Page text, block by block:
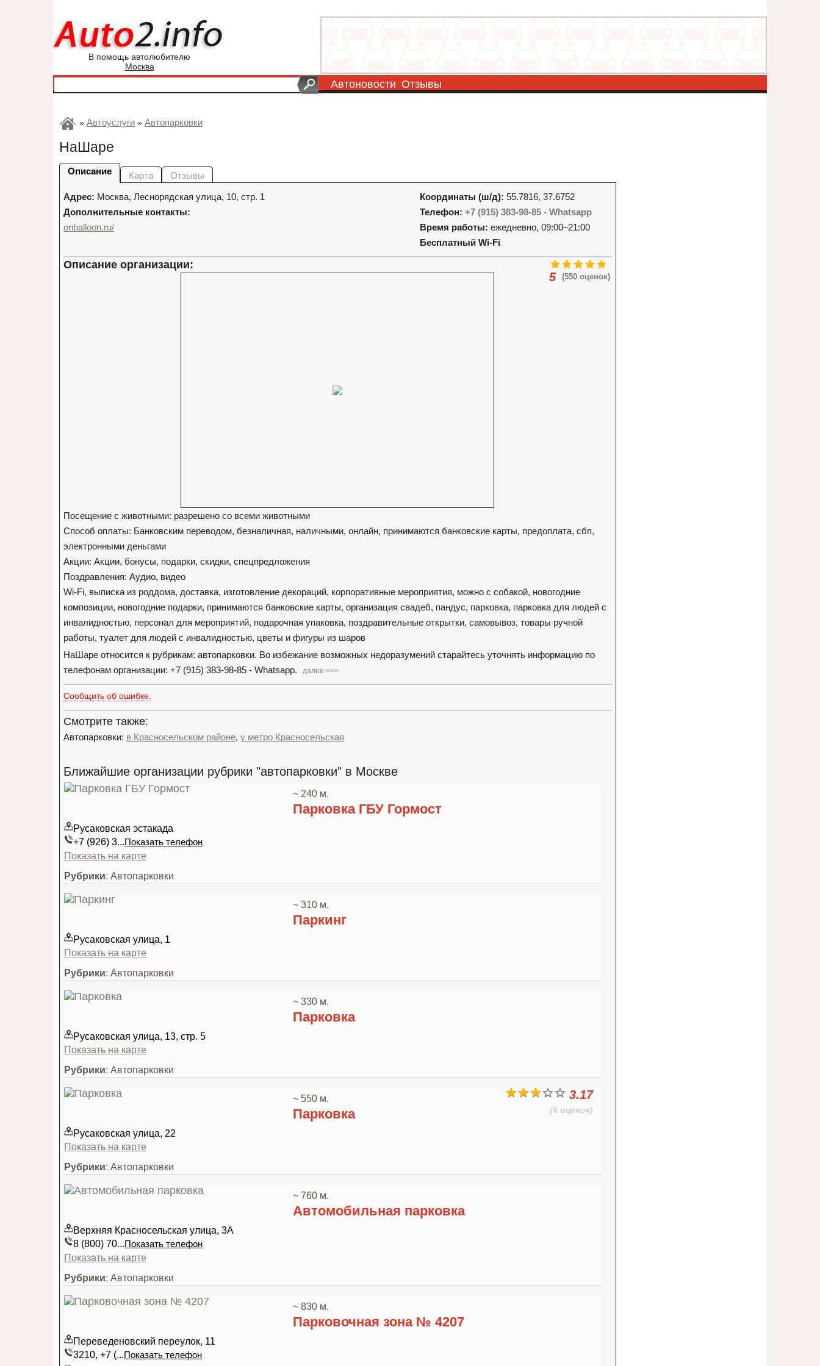
В помощь автолюбителю
Москва
Автоновости Отзывы
» Автоуслуги » Автопарковки
НаШаре
Описание Карта Отзывы
Адрес: Москва, Леснорядская улица, 10, стр. 1
Дополнительные контакты:
onballoon.ru/
Координаты (ш/д): 55.7816, 37.6752
Телефон: +7 (915) 383-98-85 - Whatsapp
Время работы: ежедневно, 09:00–21:00
Бесплатный Wi-Fi
(550 оценок)
5
Описание организации:
Посещение с животными: разрешено со всеми животными
Способ оплаты: Банковским переводом, безналичная, наличными, онлайн, принимаются банковские карты, предоплата, сбп,
электронными деньгами
Акции: Акции, бонусы, подарки, скидки, спецпредложения
Поздравления: Аудио, видео
Wi-Fi, выписка из роддома, доставка, изготовление декораций, корпоративные мероприятия, можно с собакой, новогодние
композиции, новогодние подарки, принимаются банковские карты, организация свадеб, пандус, парковка, парковка для людей с
инвалидностью, персонал для мероприятий, подарочная упаковка, поздравительные открытки, самовывоз, товары ручной
работы, туалет для людей с инвалидностью, цветы и фигуры из шаров
НаШаре относится к рубрикам: автопарковки. Во избежание возможных недоразумений старайтесь уточнять информацию по
телефонам организации: +7 (915) 383-98-85 - Whatsapp.
далее >>>
Сообщить об ошибке.
Смотрите также:
Автопарковки: в Красносельском районе, у метро Красносельская
Ближайшие организации рубрики "автопарковки" в Москве
~ 240 м.
Парковка ГБУ Гормост
Русаковская эстакада
+7 (926) 3...Показать телефон
Показать на карте
Рубрики: Автопарковки
~ 310 м.
Паркинг
Русаковская улица, 1
Показать на карте
Рубрики: Автопарковки
~ 330 м.
Парковка
Русаковская улица, 13, стр. 5
Показать на карте
Рубрики: Автопарковки
3.17
(6 оценок)
~ 550 м.
Парковка
Русаковская улица, 22
Показать на карте
Рубрики: Автопарковки
~ 760 м.
Автомобильная парковка
Верхняя Красносельская улица, 3А
8 (800) 70...Показать телефон
Показать на карте
Рубрики: Автопарковки
~ 830 м.
Парковочная зона № 4207
Переведеновский переулок, 11
3210, +7 (...Показать телефон